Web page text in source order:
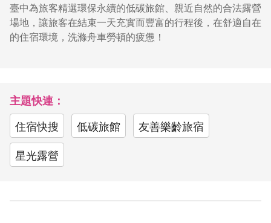
臺中為旅客精選環保永續的低碳旅館、親近自然的合法露營
場地，讓旅客在結束一天充實而豐富的行程後，在舒適自在
的住宿環境，洗滌舟車勞頓的疲憊！
主題快連：
住宿快搜
低碳旅館
友善樂齡旅宿
星光露營